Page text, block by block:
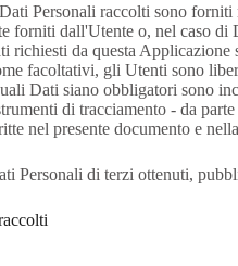
Personali raccolti sono
forniti dall'Utente o, nel caso
richiesti da questa
facoltativi, gli Utenti sono
Dati siano obbligatori sono
di tracciamento - da
nel presente documento e
Personali di terzi ottenuti,